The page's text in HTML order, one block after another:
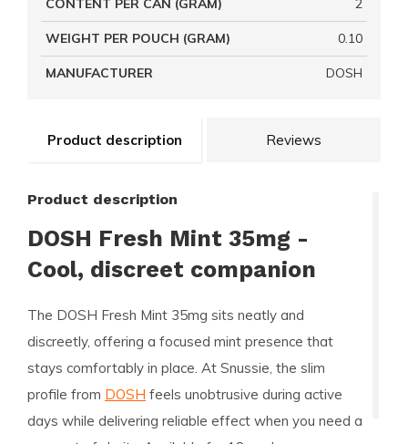
Product description Reviews
Product description
DOSH Fresh Mint 35mg -
Cool, discreet companion
The DOSH Fresh Mint 35mg sits neatly and
discreetly, offering a focused mint presence that
stays comfortably in place. At Snussie, the slim
profile from DOSH feels unobtrusive during active
days while delivering reliable effect when you need a
CONTENT PER CAN (GRAM) 2
WEIGHT PER POUCH (GRAM) 0.10
MANUFACTURER DOSH